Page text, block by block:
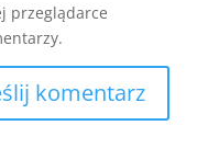
przeglądarce